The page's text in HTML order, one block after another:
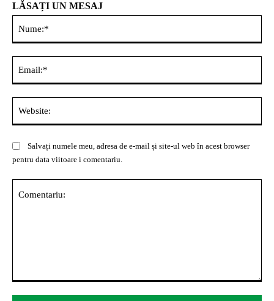
LĂSAȚI UN MESAJ
Salvați numele meu, adresa de e-mail și site-ul web în acest browser
pentru data viitoare i comentariu.